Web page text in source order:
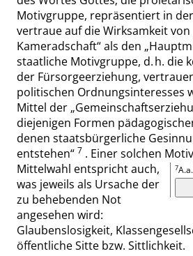
Motivgruppe, repräsentiert in
vertraue auf die Wirksamkeit von
Kameradschaft“als den „
staatliche Motivgruppe, d. h. die
der Fürsorgeerziehung,
politischen Ordnungsinteresses
Mittel der „
diejenigen Formen
denen staatsbürgerliche
entstehen“ 7
7
. Einer solchen
Mittelwahl entspricht auch,
was jeweils als Ursache der
zu behebenden Not
angesehen wird:
Glaubenslosigkeit,
öffentliche Sitte bzw. Sittlichkeit.